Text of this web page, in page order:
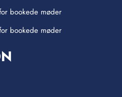
bookede møder
bookede møder